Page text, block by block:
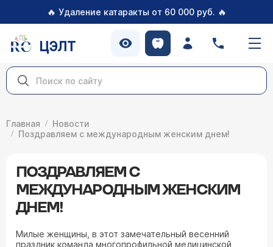
🔥 Удаление катаракты от 60 000 руб. 🔥
ЦЭЛТ
Главная
Новости
Поздравляем с международным женским днем!
ПОЗДРАВЛЯЕМ С
МЕЖДУНАРОДНЫМ ЖЕНСКИМ
ДНЕМ!
Милые женщины, в этот замечательный весенний
праздник команда многопрофильной медицинской